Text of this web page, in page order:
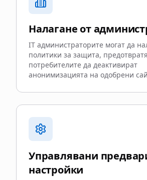
Налагане от
IT администраторите могат да
политики за защита,
потребителите да деактивират
анонимизацията на одобрени
Управлявани
настройки